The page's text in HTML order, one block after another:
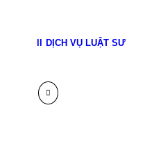
DỊCH VỤ LUẬT SƯ